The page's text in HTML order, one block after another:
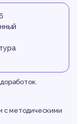
с методическими